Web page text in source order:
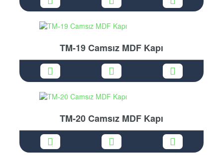
TM-19 Camsız MDF Kapı
TM-20 Camsız MDF Kapı